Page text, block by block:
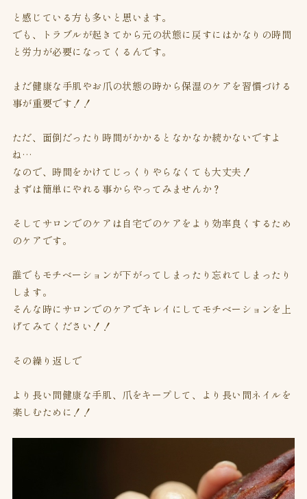
と感じている方も多いと思います。
でも、トラブルが起きてから元の状態に戻すにはかなりの時間
と労力が必要になってくるんです。
まだ健康な手肌やお爪の状態の時から保湿のケアを習慣づける
事が重要です！！
ただ、面倒だったり時間がかかるとなかなか続かないですよ
ね…
なので、時間をかけてじっくりやらなくても大丈夫！
まずは簡単にやれる事からやってみませんか？
そしてサロンでのケアは自宅でのケアをより効率良くするため
のケアです。
誰でもモチベーションが下がってしまったり忘れてしまったり
します。
そんな時にサロンでのケアでキレイにしてモチベーションを上
げてみてください！！
その繰り返しで
より長い間健康な手肌、爪をキープして、より長い間ネイルを
楽しむために！！